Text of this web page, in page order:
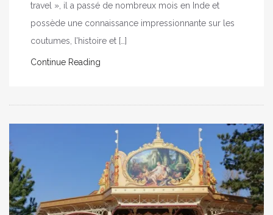
travel », il a passé de nombreux mois en Inde et
possède une connaissance impressionnante sur les
coutumes, l’histoire et […]
Continue Reading